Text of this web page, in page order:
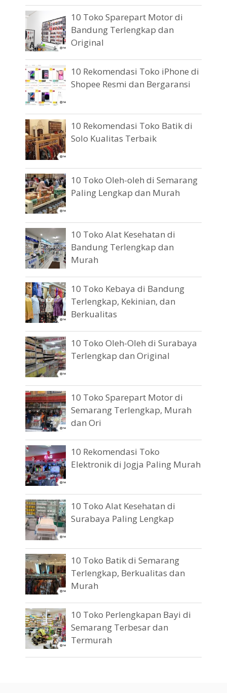
10 Toko Sparepart Motor di
Bandung Terlengkap dan
Original
10 Rekomendasi Toko iPhone di
Shopee Resmi dan Bergaransi
10 Rekomendasi Toko Batik di
Solo Kualitas Terbaik
10 Toko Oleh-oleh di Semarang
Paling Lengkap dan Murah
10 Toko Alat Kesehatan di
Bandung Terlengkap dan
Murah
10 Toko Kebaya di Bandung
Terlengkap, Kekinian, dan
Berkualitas
10 Toko Oleh-Oleh di Surabaya
Terlengkap dan Original
10 Toko Sparepart Motor di
Semarang Terlengkap, Murah
dan Ori
10 Rekomendasi Toko
Elektronik di Jogja Paling Murah
10 Toko Alat Kesehatan di
Surabaya Paling Lengkap
10 Toko Batik di Semarang
Terlengkap, Berkualitas dan
Murah
10 Toko Perlengkapan Bayi di
Semarang Terbesar dan
Termurah